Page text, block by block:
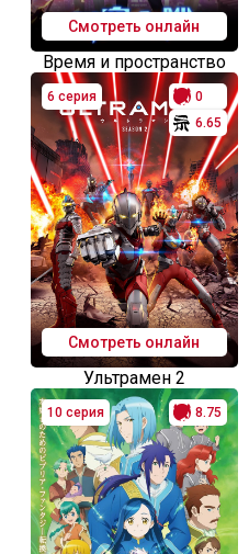
Смотреть онлайн
Время и пространство
6 серия
0
6.65
Смотреть онлайн
Ультрамен 2
10 серия 8.75